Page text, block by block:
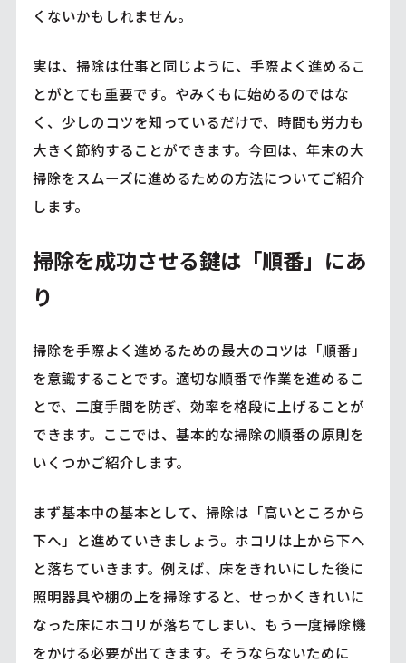
くないかもしれません。
実は、掃除は仕事と同じように、手際よく進めるこ
とがとても重要です。やみくもに始めるのではな
く、少しのコツを知っているだけで、時間も労力も
大きく節約することができます。今回は、年末の大
掃除をスムーズに進めるための方法についてご紹介
します。
掃除を成功させる鍵は「順番」にあ
り
掃除を手際よく進めるための最大のコツは「順番」
を意識することです。適切な順番で作業を進めるこ
とで、二度手間を防ぎ、効率を格段に上げることが
できます。ここでは、基本的な掃除の順番の原則を
いくつかご紹介します。
まず基本中の基本として、掃除は「高いところから
下へ」と進めていきましょう。ホコリは上から下へ
と落ちていきます。例えば、床をきれいにした後に
照明器具や棚の上を掃除すると、せっかくきれいに
なった床にホコリが落ちてしまい、もう一度掃除機
をかける必要が出てきます。そうならないために